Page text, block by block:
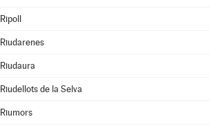
Ripoll
Riudarenes
Riudaura
Riudellots de la Selva
Riumors